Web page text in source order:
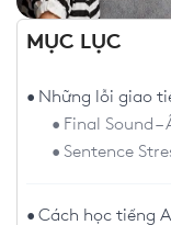
MỤC LỤC
Những lỗi giao
Final Sound –
Sentence
Cách học tiếng